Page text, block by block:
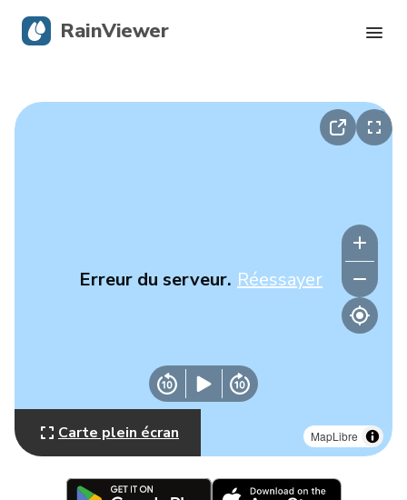
MapLibre
Erreur du serveur. Réessayer
Carte plein écran
RainViewer